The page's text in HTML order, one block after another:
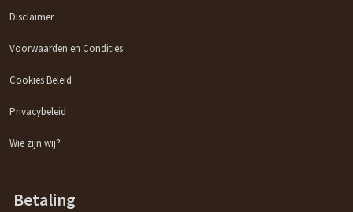
Disclaimer
Voorwaarden en Condities
Cookies Beleid
Privacybeleid
Wie zijn wij?
Betaling